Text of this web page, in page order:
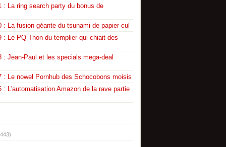
: La ring search party du bonus de
: La fusion géante du tsunami de papier cul
: Le PQ-Thon du templier qui chiait des
: Jean-Paul et les specials mega-deal
: Le nowel Pornhub des Schocobons moisis
: L'automatisation Amazon de la rave partie